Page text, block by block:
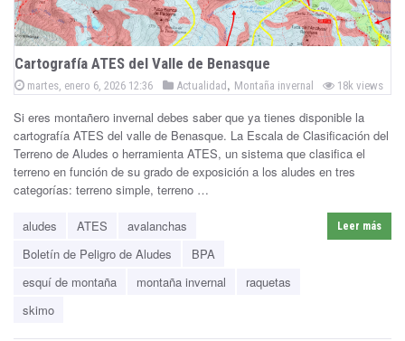
ñ
a
B
e
n
a
s
q
u
e
Cartografía ATES del Valle de Benasque
P
o
t
e
d
o
martes, enero 6, 2026 12:36
P
s
t
e
d
i
Actualidad , Montaña invernal 18k views
Si eres montañero invernal debes saber que ya tienes disponible la
cartografía ATES del valle de Benasque. La Escala de Clasificación del
Terreno de Aludes o herramienta ATES, un sistema que clasifica el
terreno en función de su grado de exposición a los aludes en tres
categorías: terreno simple, terreno …
aludes ATES
avalanchas
Boletín de Peligro de Aludes
BPA
esquí de montaña
montaña invernal
raquetas
skimo
Leer más